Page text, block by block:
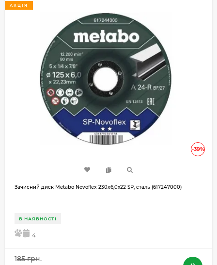
-39%
АКЦІЯ
Зачисний диск Metabo Novoflex 230x6,0х22 SP, сталь (617247000)
В НАЯВНОСТІ
5 4
185 грн.